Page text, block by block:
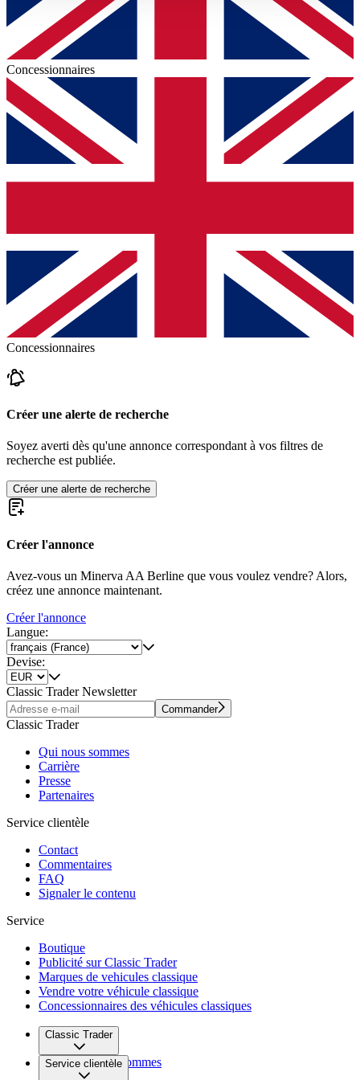
gesammelt haben.
Datenschutzerklärung
Concessionnaires
Concessionnaires
Créer une alerte de recherche
Soyez averti dès qu'une annonce correspondant à vos filtres de
recherche est publiée.
Créer une alerte de recherche
Créer l'annonce
Avez-vous un Minerva AA Berline que vous voulez vendre? Alors,
créez une annonce maintenant.
Créer l'annonce
Langue:
Devise:
Classic Trader Newsletter
Commander
Classic Trader
Qui nous sommes
Carrière
Presse
Partenaires
Service clientèle
Contact
Commentaires
FAQ
Signaler le contenu
Service
Boutique
Publicité sur Classic Trader
Marques de vehicules classique
Vendre votre véhicule classique
Concessionnaires des véhicules classiques
Classic Trader
Qui nous sommes
Carrière
Service clientèle